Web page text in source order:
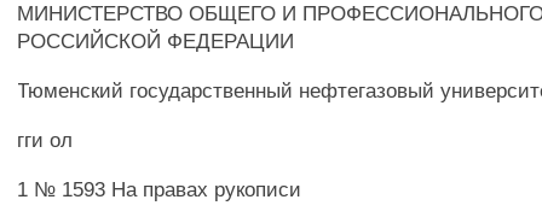
МИНИСТЕРСТВО ОБЩЕГО И
РОССИЙСКОЙ ФЕДЕРАЦИИ
Тюменский государственный нефтегазовый
гги ол
1 № 1593 На правах рукописи